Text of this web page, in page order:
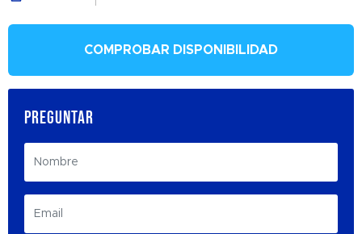
COMPROBAR DISPONIBILIDAD
PREGUNTAR